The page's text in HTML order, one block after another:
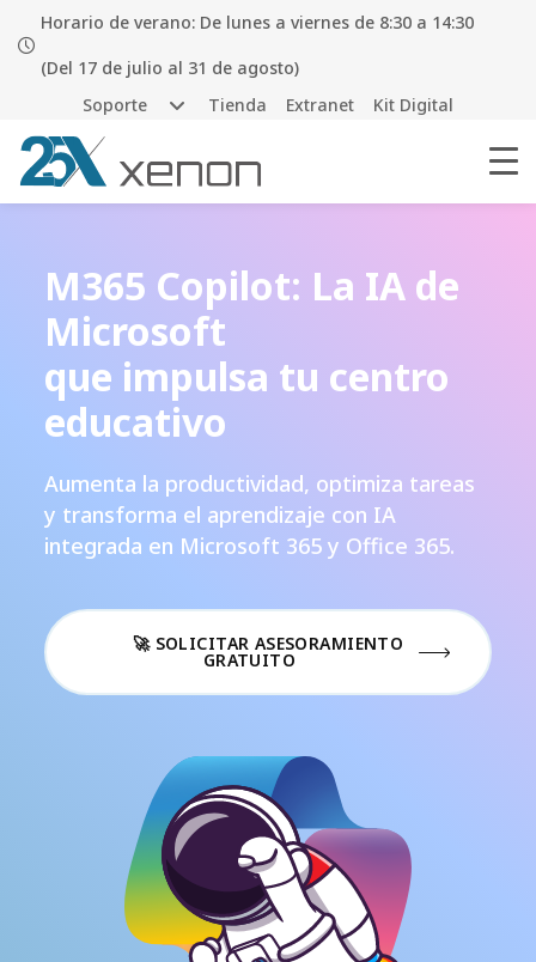
Horario de verano: De lunes a viernes de 8:30 a 14:30
(Del 17 de julio al 31 de agosto)
Soporte
Tienda Extranet Kit Digital
M365 Copilot: La IA de
Microsoft
que impulsa tu centro
educativo
Aumenta la productividad, optimiza tareas
y transforma el aprendizaje con IA
integrada en Microsoft 365 y Office 365.
🚀 SOLICITAR ASESORAMIENTO
GRATUITO